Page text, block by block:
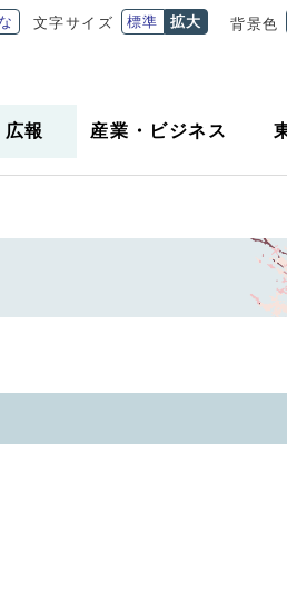
文字サイズ 標準 拡大 背景色
広報 産業 ・ ビジネス